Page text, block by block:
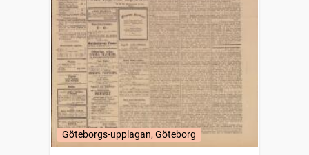
Göteborgs-upplagan, Göteborg